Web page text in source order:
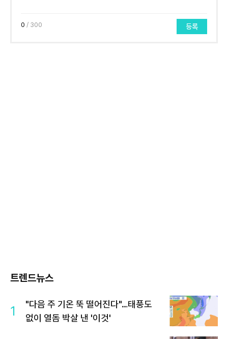
0 / 300 등록
트렌드뉴스
1
"다음 주 기온 뚝 떨어진다"…태풍도
없이 열돔 박살 낸 '이것'